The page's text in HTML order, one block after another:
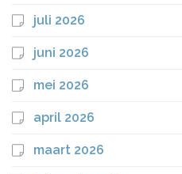
juli 2026
juni 2026
mei 2026
april 2026
maart 2026